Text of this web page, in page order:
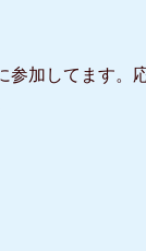
参加してます。